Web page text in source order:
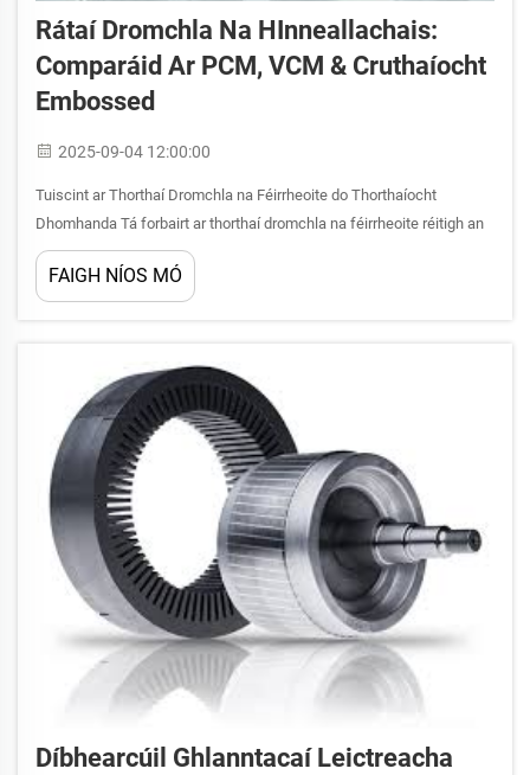
Rátaí Dromchla Na HInneallachais:
Comparáid Ar PCM, VCM & Cruthaíocht
Embossed
2025-09-04 12:00:00
Tuiscint ar Thorthaí Dromchla na Féirrheoite do Thorthaíocht
Dhomhanda Tá forbairt ar thorthaí dromchla na féirrheoite réitigh an
tionscal thorthaí domhanda, ag athrú dromchlaí metra coitianta go
haghaidh réaltach, ina mhéadaitheoirí, agus críochnaithe cosúil le
FAIGH NÍOS MÓ
Díbhearcúil Ghlanntacaí Leictreacha